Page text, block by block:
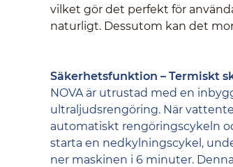
vilket gör det perfekt för
naturligt. Dessutom kan det
Säkerhetsfunktion – Termiskt
NOVA är utrustad med en
ultraljudsrengöring. När
automatiskt rengöringscykeln
starta en nedkylningscykel,
ner maskinen i 6 minuter.